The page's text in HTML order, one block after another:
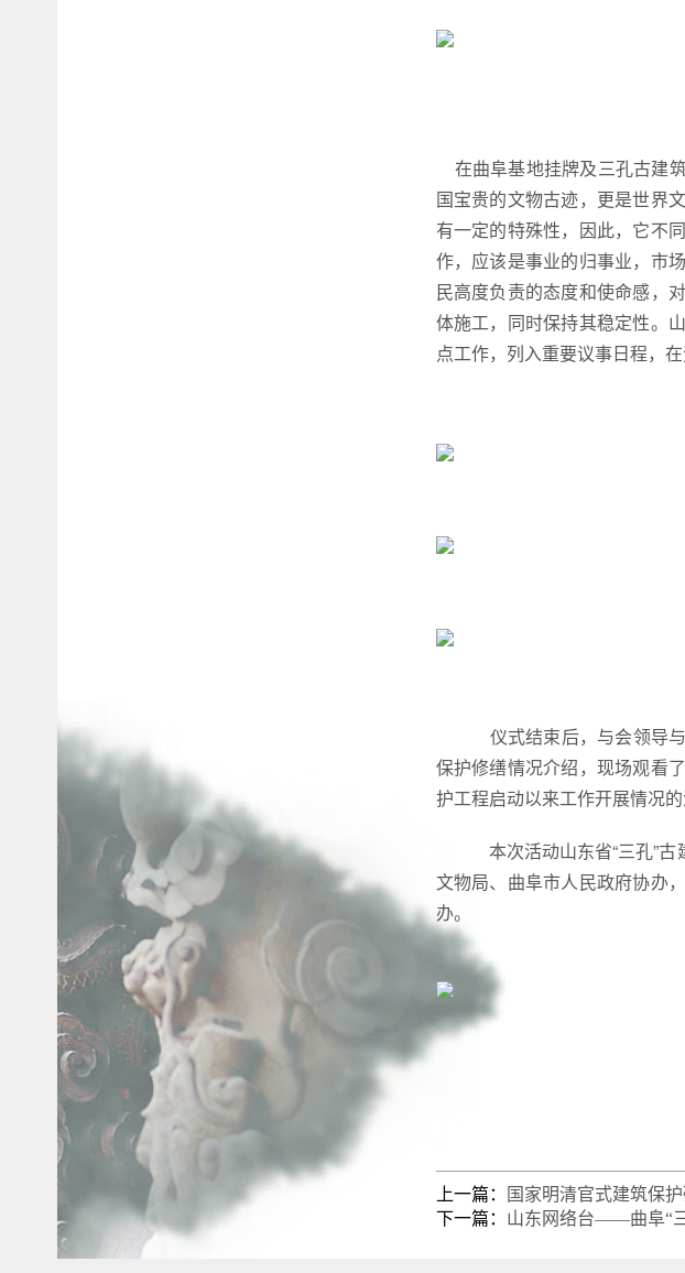
在曲阜基地挂牌及三孔古建
国宝贵的文物古迹，更是世界
有一定的特殊性，因此，它不
作，应该是事业的归事业，市
民高度负责的态度和使命感，
体施工，同时保持其稳定性。
点工作，列入重要议事日程，
仪式结束后，与会领导
保护修缮情况介绍，现场观看
护工程启动以来工作开展情况
本次活动山东省“三孔”
文物局、曲阜市人民政府协办
办。
上一篇：
国家明清官式建筑保
下一篇： 山东网络台——曲阜“